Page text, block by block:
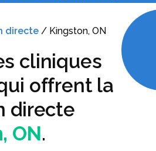
directe / Kingston, ON
cliniques
offrent la
directe
ON.